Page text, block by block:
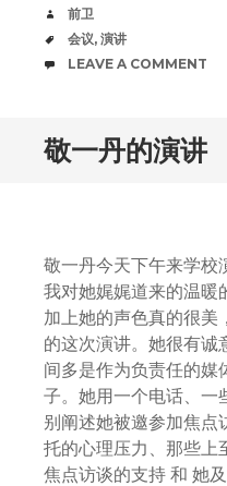
AUTHOR
前卫
TAGS
会议, 演讲
COMMENTS
LEAVE A COMMENT
敬一丹的演讲
敬一丹今天下午来学校
我对她娓娓道来的温暖
加上她的声色真的很美
的这次演讲。她很有诚
间多是作为负责任的媒
子。她用一个电话、一
别阐述她被邀参加焦点
托的心理压力、那些上
焦点访谈的支持 和 她